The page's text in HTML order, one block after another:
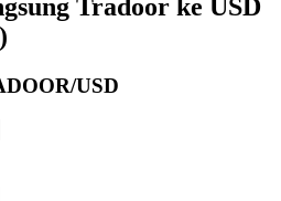
Tradoor ke USD
USD